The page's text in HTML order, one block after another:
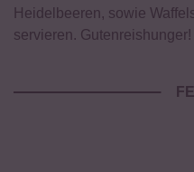
Heidelbeeren, sowie
servieren. Gutenreishunger!